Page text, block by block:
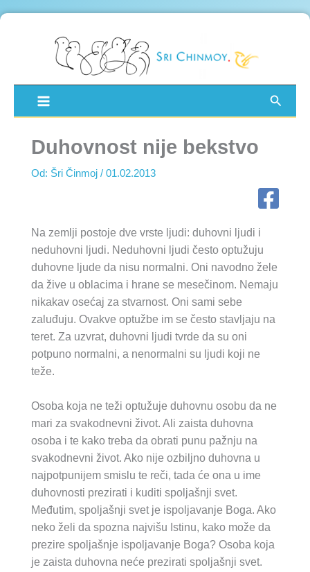
Pređi
Duhovnost nije bekstvo
Od: Šri Činmoj / 01.02.2013
Na zemlji postoje dve vrste ljudi: duhovni ljudi i
neduhovni ljudi. Neduhovni ljudi često optužuju
duhovne ljude da nisu normalni. Oni navodno žele
da žive u oblacima i hrane se mesečinom. Nemaju
nikakav osećaj za stvarnost. Oni sami sebe
zaluđuju. Ovakve optužbe im se često stavljaju na
teret. Za uzvrat, duhovni ljudi tvrde da su oni
potpuno normalni, a nenormalni su ljudi koji ne
teže.
Osoba koja ne teži optužuje duhovnu osobu da ne
mari za svakodnevni život. Ali zaista duhovna
osoba i te kako treba da obrati punu pažnju na
svakodnevni život. Ako nije ozbiljno duhovna u
najpotpunijem smislu te reči, tada će ona u ime
duhovnosti prezirati i kuditi spoljašnji svet.
Međutim, spoljašnji svet je ispoljavanje Boga. Ako
neko želi da spozna najvišu Istinu, kako može da
prezire spoljašnje ispoljavanje Boga? Osoba koja
je zaista duhovna neće prezirati spoljašnji svet.